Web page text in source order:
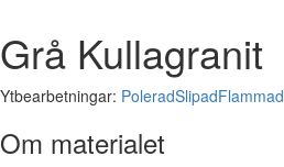
Grå Kullagranit
Ytbearbetningar: PoleradSlipadFlammad
Om materialet